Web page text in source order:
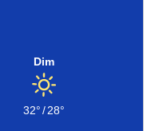
Dim
32°/28°